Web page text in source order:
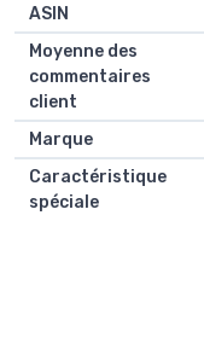
ASIN
Moyenne des
commentaires
client
Marque
Caractéristique
spéciale